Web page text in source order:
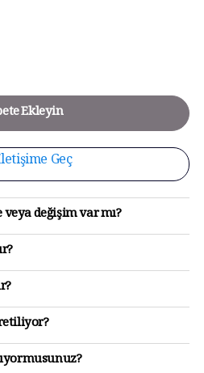
Ekleyin
Geç
değişim var mı?